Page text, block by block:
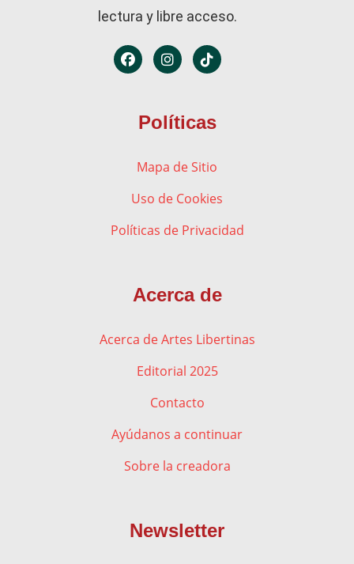
lectura y libre acceso.
Políticas
Mapa de Sitio
Uso de Cookies
Políticas de Privacidad
Acerca de
Acerca de Artes Libertinas
Editorial 2025
Contacto
Ayúdanos a continuar
Sobre la creadora
Newsletter